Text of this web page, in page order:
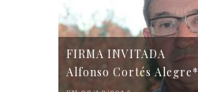
FIRMA INVITADA
Alfonso Cortés Alegre*